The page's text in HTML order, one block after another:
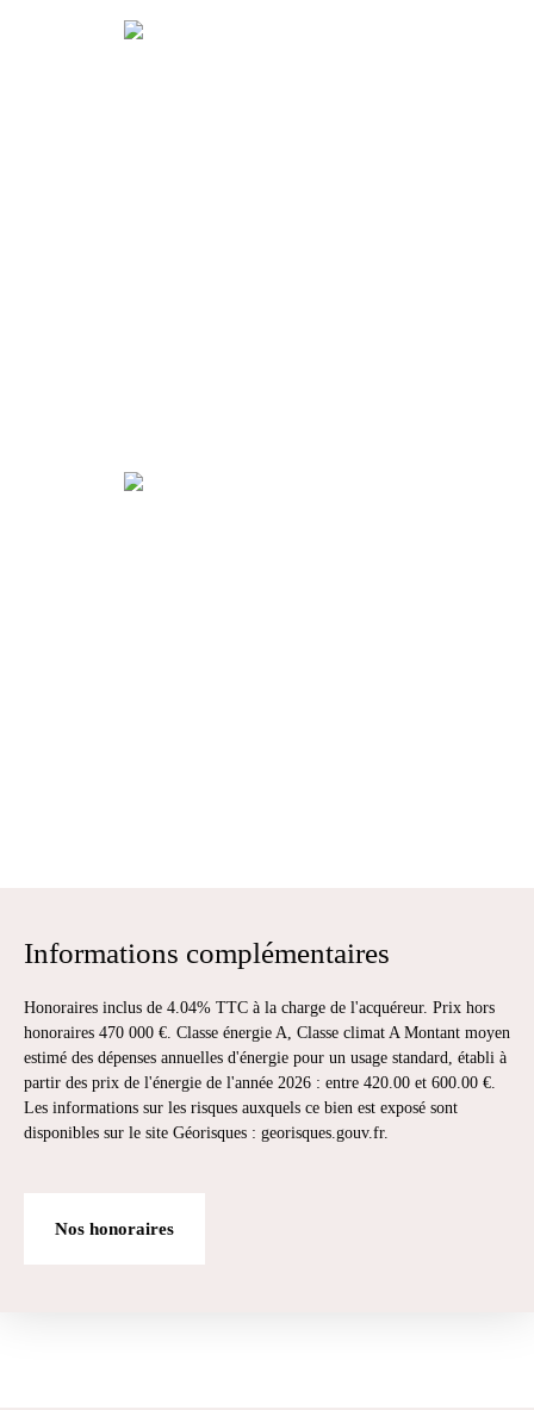
Informations complémentaires
Honoraires inclus de 4.04% TTC à la charge de l'acquéreur. Prix hors
honoraires 470 000 €. Classe énergie A, Classe climat A Montant moyen
estimé des dépenses annuelles d'énergie pour un usage standard, établi à
partir des prix de l'énergie de l'année 2026 : entre 420.00 et 600.00 €.
Les informations sur les risques auxquels ce bien est exposé sont
disponibles sur le site Géorisques : georisques.gouv.fr.
Nos honoraires